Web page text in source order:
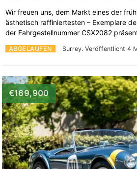
ABGELAUFEN Surrey. Veröffentlicht 4
Wir freuen uns, dem Markt eines der
ästhetisch raffiniertesten – Exemplare
der Fahrgestellnummer CSX2082
€169,900